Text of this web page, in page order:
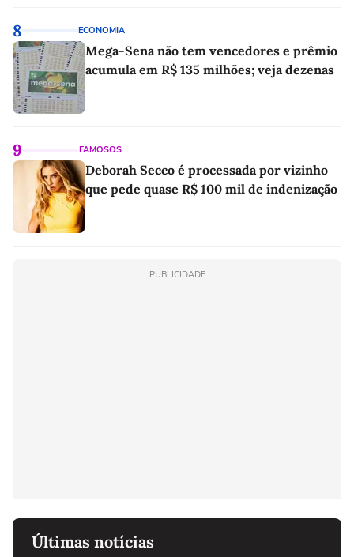
8 ECONOMIA
Mega-Sena não tem vencedores e prêmio
acumula em R$ 135 milhões; veja dezenas
9 FAMOSOS
Deborah Secco é processada por vizinho
que pede quase R$ 100 mil de indenização
PUBLICIDADE
Últimas notícias